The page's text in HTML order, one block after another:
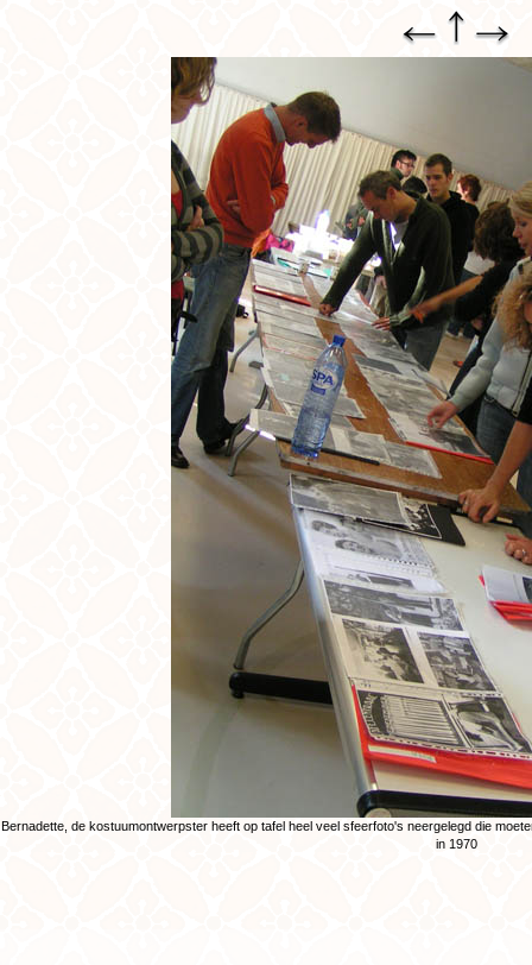
Bernadette, de kostuumontwerpster heeft op tafel heel veel sfeerfoto's neergelegd die
in 1970